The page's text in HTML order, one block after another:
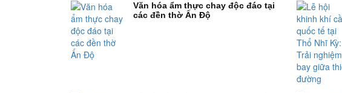
Văn hóa ẩm thực chay độc đáo tại
các đền thờ Ấn Độ